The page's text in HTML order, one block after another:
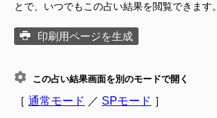
とで、いつでもこの占い結果を閲覧できます。
印刷用ページを生成
この占い結果画面を別のモードで開く
［ 通常モード ／ SPモード ］